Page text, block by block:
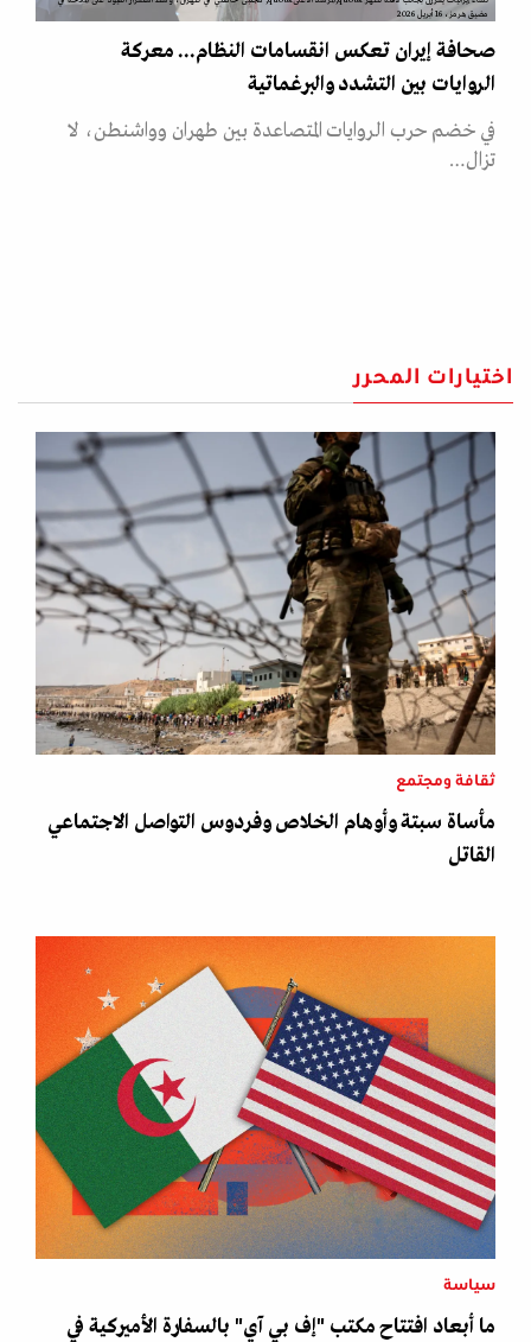
مضيق هرمز، 16 أبريل 2026
صحافة إيران تعكس انقسامات النظام... معركة
الروايات بين التشدد والبرغماتية
في خضم حرب الروايات المتصاعدة بين طهران وواشنطن، لا
تزال…
اختيارات المحرر
ثقافة ومجتمع
مأساة سبتة وأوهام الخلاص وفردوس التواصل الاجتماعي
القاتل
سياسة
ما أبعاد افتتاح مكتب "إف بي آي" بالسفارة الأميركية في